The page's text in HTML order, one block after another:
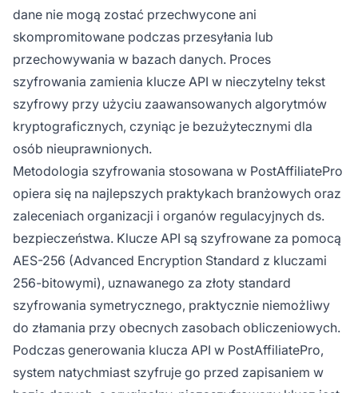
dane nie mogą zostać przechwycone ani
skompromitowane podczas przesyłania lub
przechowywania w bazach danych. Proces
szyfrowania zamienia klucze API w nieczytelny tekst
szyfrowy przy użyciu zaawansowanych algorytmów
kryptograficznych, czyniąc je bezużytecznymi dla
osób nieuprawnionych.
Metodologia szyfrowania stosowana w PostAffiliatePro
opiera się na najlepszych praktykach branżowych oraz
zaleceniach organizacji i organów regulacyjnych ds.
bezpieczeństwa. Klucze API są szyfrowane za pomocą
AES-256 (Advanced Encryption Standard z kluczami
256-bitowymi), uznawanego za złoty standard
szyfrowania symetrycznego, praktycznie niemożliwy
do złamania przy obecnych zasobach obliczeniowych.
Podczas generowania klucza API w PostAffiliatePro,
system natychmiast szyfruje go przed zapisaniem w